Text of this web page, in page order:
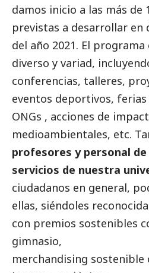
damos inicio a las más de
previstas a desarrollar en
del año 2021. El
diverso y variad,
conferencias, talleres,
eventos deportivos,
ONGs , acciones de
medioambientales, etc.
profesores y personal
servicios de nuestra
ciudadanos en general,
ellas, siéndoles
con premios sostenibles
gimnasio,
merchandising sostenible